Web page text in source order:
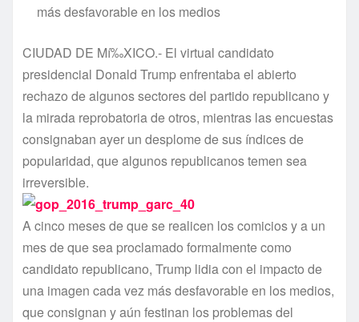
más desfavorable en los medios
CIUDAD DE Mí‰XICO.- El virtual candidato
presidencial Donald Trump enfrentaba el abierto
rechazo de algunos sectores del partido republicano y
la mirada reprobatoria de otros, mientras las encuestas
consignaban ayer un desplome de sus í­ndices de
popularidad, que algunos republicanos temen sea
irreversible.
A cinco meses de que se realicen los comicios y a un
mes de que sea proclamado formalmente como
candidato republicano, Trump lidia con el impacto de
una imagen cada vez más desfavorable en los medios,
que consignan y aún festinan los problemas del